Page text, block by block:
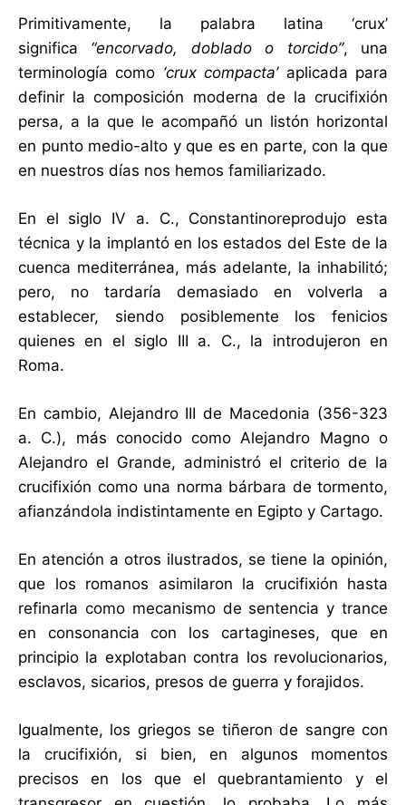
Primitivamente, la palabra latina ‘crux’
significa “encorvado, doblado o torcido”, una
terminología como ‘crux compacta’aplicada para
definir la composición moderna de la crucifixión
persa, a la que le acompañó un listón horizontal
en punto medio-alto y que es en parte, con la que
en nuestros días nos hemos familiarizado.
En el siglo IV a. C., Constantinoreprodujo esta
técnica y la implantó en los estados del Este de la
cuenca mediterránea, más adelante, la inhabilitó;
pero, no tardaría demasiado en volverla a
establecer, siendo posiblemente los fenicios
quienes en el siglo III a. C., la introdujeron en
Roma.
En cambio, Alejandro III de Macedonia (356-323
a. C.), más conocido como Alejandro Magno o
Alejandro el Grande, administró el criterio de la
crucifixión como una norma bárbara de tormento,
afianzándola indistintamente en Egipto y Cartago.
En atención a otros ilustrados, se tiene la opinión,
que los romanos asimilaron la crucifixión hasta
refinarla como mecanismo de sentencia y trance
en consonancia con los cartagineses, que en
principio la explotaban contra los revolucionarios,
esclavos, sicarios, presos de guerra y forajidos.
Igualmente, los griegos se tiñeron de sangre con
la crucifixión, si bien, en algunos momentos
precisos en los que el quebrantamiento y el